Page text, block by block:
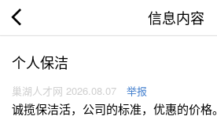
信息内容
个人保洁
巢湖人才网 2026.08.07 举报
诚揽保洁活，公司的标准，优惠的价格。